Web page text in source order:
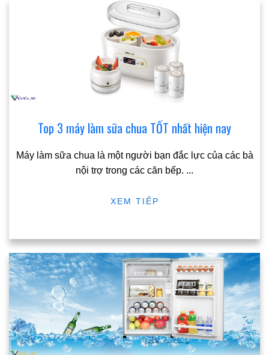
Top 3 máy làm sữa chua TỐT nhất hiện nay
Máy làm sữa chua là một người bạn đắc lực của các bà
nội trợ trong các căn bếp. ...
XEM TIẾP